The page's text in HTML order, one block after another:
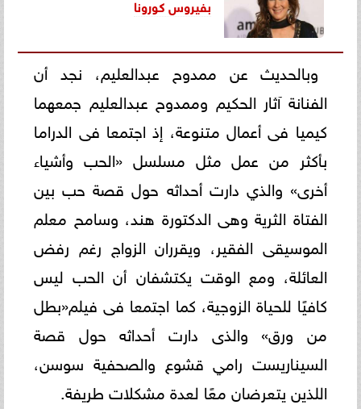
بفيروس كورونا
وبالحديث عن ممدوح عبدالعليم، نجد أن
الفنانة آثار الحكيم وممدوح عبدالعليم جمعهما
كيميا فى أعمال متنوعة، إذ اجتمعا فى الدراما
بأكثر من عمل مثل مسلسل «الحب وأشياء
أخرى» والذي دارت أحداثه حول قصة حب بين
الفتاة الثرية وهى الدكتورة هند، وسامح معلم
الموسيقى الفقير، ويقرران الزواج رغم رفض
العائلة، ومع الوقت يكتشفان أن الحب ليس
كافيًا للحياة الزوجية، كما اجتمعا فى فيلم«بطل
من ورق» والذى دارت أحداثه حول قصة
السيناريست رامي قشوع والصحفية سوسن،
اللذين يتعرضان معًا لعدة مشكلات طريفة.